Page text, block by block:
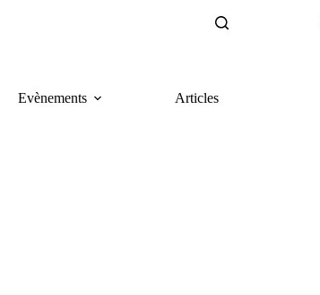
Evènements Articles